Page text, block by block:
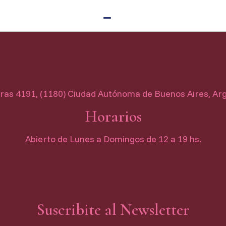
4191, (1180) Ciudad Autónoma de Buenos Aires,
Horarios
Abierto de Lunes a Domingos de 12 a 19 hs.
Suscribite al Newsletter